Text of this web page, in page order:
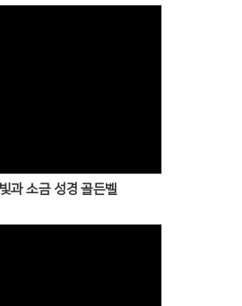
과 소금 성경 골든벨